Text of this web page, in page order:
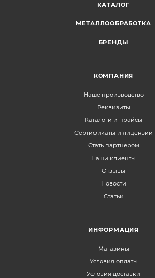
КАТАЛОГ
МЕТАЛЛООБРАБОТКА
БРЕНДЫ
КОМПАНИЯ
Наше производство
Реквизиты
Каталоги и прайсы
Сертификаты и лицензии
Стать партнером
Наши клиенты
Отзывы
Новости
Статьи
ИНФОРМАЦИЯ
Магазины
Условия оплаты
Условия доставки